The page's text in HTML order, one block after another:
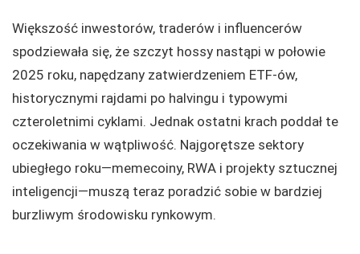
Większość inwestorów, traderów i influencerów
spodziewała się, że szczyt hossy nastąpi w połowie
2025 roku, napędzany zatwierdzeniem ETF-ów,
historycznymi rajdami po halvingu i typowymi
czteroletnimi cyklami. Jednak ostatni krach poddał te
oczekiwania w wątpliwość. Najgorętsze sektory
ubiegłego roku—memecoiny, RWA i projekty sztucznej
inteligencji—muszą teraz poradzić sobie w bardziej
burzliwym środowisku rynkowym.